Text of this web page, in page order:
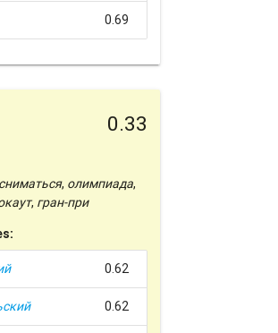
0.69
0.33
сниматься, олимпиада,
, гран-при
0.62
0.62